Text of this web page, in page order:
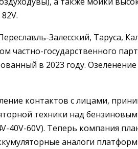
Залесский, Таруса,
частно-государственного
в 2023 году. Озеленение
контактов с лицами,
техники над
40V-60V). Теперь компания
аналоги